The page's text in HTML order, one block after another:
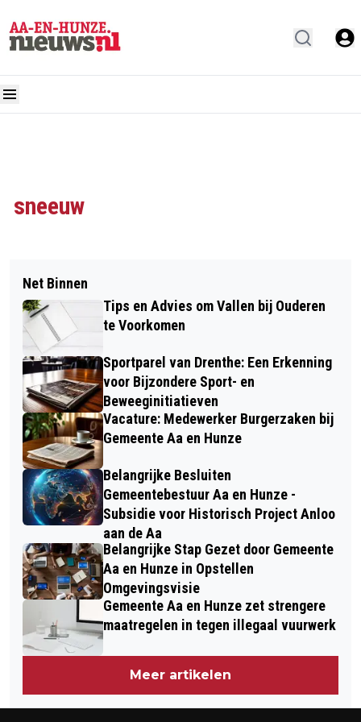
sneeuw
Net Binnen
Tips en Advies om Vallen bij Ouderen
te Voorkomen
Sportparel van Drenthe: Een Erkenning
voor Bijzondere Sport- en
Beweeginitiatieven
Vacature: Medewerker Burgerzaken bij
Gemeente Aa en Hunze
Belangrijke Besluiten
Gemeentebestuur Aa en Hunze -
Subsidie voor Historisch Project Anloo
aan de Aa
Belangrijke Stap Gezet door Gemeente
Aa en Hunze in Opstellen
Omgevingsvisie
Gemeente Aa en Hunze zet strengere
maatregelen in tegen illegaal vuurwerk
Meer artikelen